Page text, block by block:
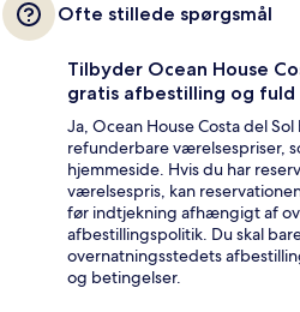
Ofte stillede spørgsmål
Tilbyder Ocean House
gratis afbestilling og fuld
Ja, Ocean House Costa del
refunderbare værelsespriser,
hjemmeside. Hvis du har
værelsespris, kan
før indtjekning afhængigt af
afbestillingspolitik. Du skal
overnatningsstedets
og betingelser.